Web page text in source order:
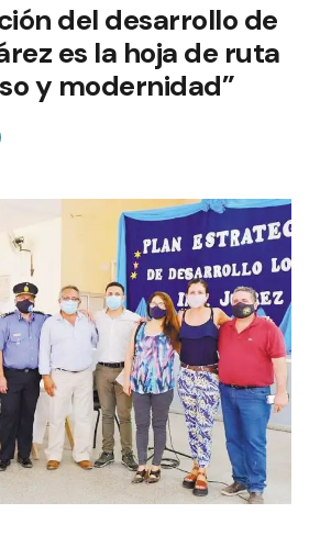
del desarrollo de
es la hoja de ruta
y modernidad”